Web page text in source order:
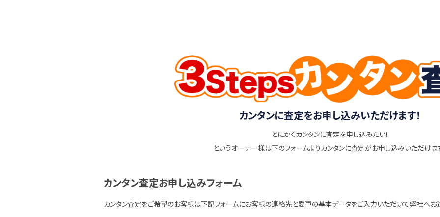
カンタンに査定をお申し込みいただけます！
とにかくカンタンに査定を申し込みたい！
というオーナー様は下のフォームよりカンタンに査定がお申し込みいただけま
カンタン査定お申し込みフォーム
カンタン査定をご希望のお客様は下記フォームにお客様の連絡先と愛車の基本データをご入力いただいて弊社へお